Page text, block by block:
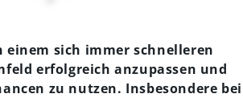
sich immer schnelleren
erfolgreich anzupassen und
zu nutzen. Insbesondere bei